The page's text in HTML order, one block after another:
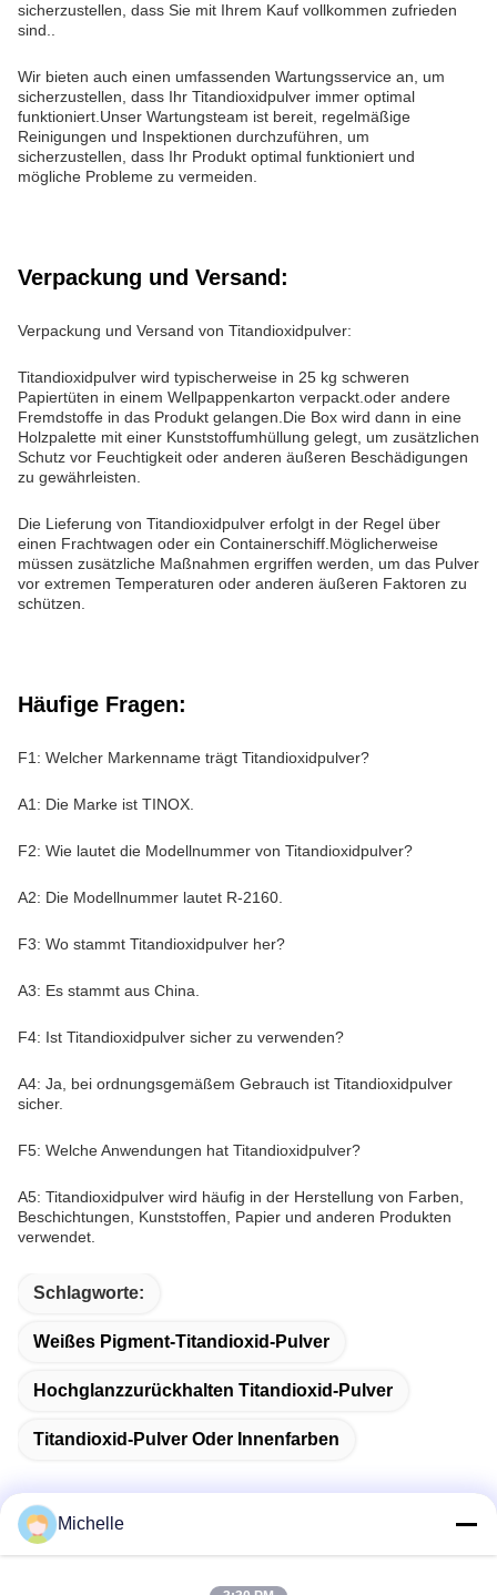
sicherzustellen, dass Sie mit Ihrem Kauf vollkommen zufrieden
sind..
Wir bieten auch einen umfassenden Wartungsservice an, um
sicherzustellen, dass Ihr Titandioxidpulver immer optimal
funktioniert.Unser Wartungsteam ist bereit, regelmäßige
Reinigungen und Inspektionen durchzuführen, um
sicherzustellen, dass Ihr Produkt optimal funktioniert und
mögliche Probleme zu vermeiden.
Verpackung und Versand:
Verpackung und Versand von Titandioxidpulver:
Titandioxidpulver wird typischerweise in 25 kg schweren
Papiertüten in einem Wellpappenkarton verpackt.oder andere
Fremdstoffe in das Produkt gelangen.Die Box wird dann in eine
Holzpalette mit einer Kunststoffumhüllung gelegt, um zusätzlichen
Schutz vor Feuchtigkeit oder anderen äußeren Beschädigungen
zu gewährleisten.
Die Lieferung von Titandioxidpulver erfolgt in der Regel über
einen Frachtwagen oder ein Containerschiff.Möglicherweise
müssen zusätzliche Maßnahmen ergriffen werden, um das Pulver
vor extremen Temperaturen oder anderen äußeren Faktoren zu
schützen.
Häufige Fragen:
F1: Welcher Markenname trägt Titandioxidpulver?
A1: Die Marke ist TINOX.
F2: Wie lautet die Modellnummer von Titandioxidpulver?
A2: Die Modellnummer lautet R-2160.
F3: Wo stammt Titandioxidpulver her?
A3: Es stammt aus China.
F4: Ist Titandioxidpulver sicher zu verwenden?
A4: Ja, bei ordnungsgemäßem Gebrauch ist Titandioxidpulver
sicher.
F5: Welche Anwendungen hat Titandioxidpulver?
A5: Titandioxidpulver wird häufig in der Herstellung von Farben,
Beschichtungen, Kunststoffen, Papier und anderen Produkten
verwendet.
Schlagworte:
Weißes Pigment-Titandioxid-Pulver
Hochglanzzurückhalten Titandioxid-Pulver
Titandioxid-Pulver Oder Innenfarben
Michelle